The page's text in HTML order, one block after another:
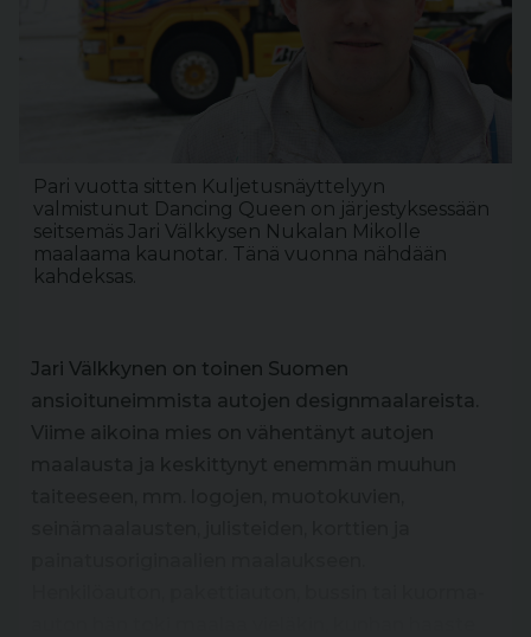
Pari vuotta sitten Kuljetusnäyttelyyn
valmistunut Dancing Queen on järjestyksessään
seitsemäs Jari Välkkysen Nukalan Mikolle
maalaama kaunotar. Tänä vuonna nähdään
kahdeksas.
Jari Välkkynen on toinen Suomen
ansioituneimmista autojen designmaalareista.